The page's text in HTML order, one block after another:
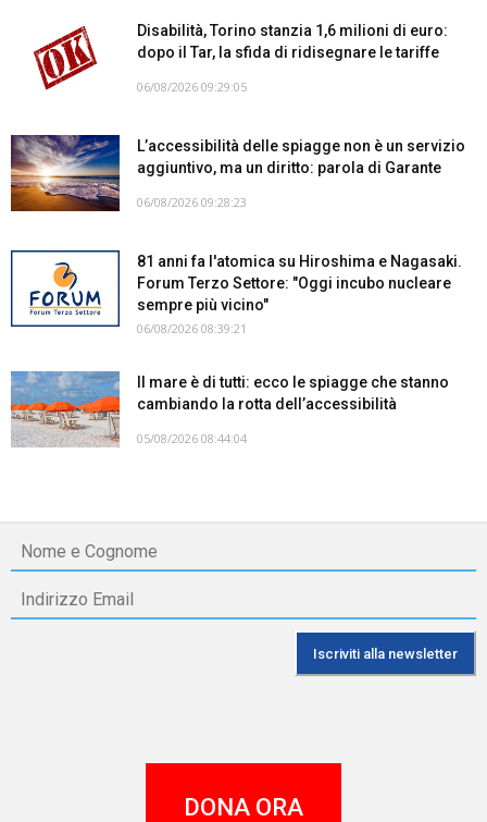
Disabilità, Torino stanzia 1,6 milioni di euro:
dopo il Tar, la sfida di ridisegnare le tariffe
06/08/2026 09:29:05
L’accessibilità delle spiagge non è un servizio
aggiuntivo, ma un diritto: parola di Garante
06/08/2026 09:28:23
81 anni fa l'atomica su Hiroshima e Nagasaki.
Forum Terzo Settore: "Oggi incubo nucleare
sempre più vicino"
06/08/2026 08:39:21
Il mare è di tutti: ecco le spiagge che stanno
cambiando la rotta dell’accessibilità
05/08/2026 08:44:04
DONA ORA